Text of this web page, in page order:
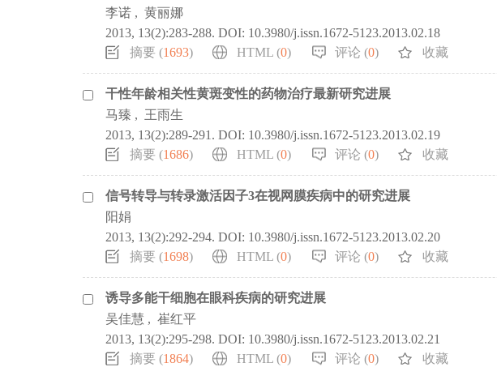
李诺 , 黄丽娜
2013, 13(2):283-288. DOI: 10.3980/j.issn.1672-5123.2013.02.18
摘要 (1693) HTML (0) 评论 (0) 收藏
干性年龄相关性黄斑变性的药物治疗最新研究进展
马臻 , 王雨生
2013, 13(2):289-291. DOI: 10.3980/j.issn.1672-5123.2013.02.19
摘要 (1686) HTML (0) 评论 (0) 收藏
信号转导与转录激活因子3在视网膜疾病中的研究进展
阳娟
2013, 13(2):292-294. DOI: 10.3980/j.issn.1672-5123.2013.02.20
摘要 (1698) HTML (0) 评论 (0) 收藏
诱导多能干细胞在眼科疾病的研究进展
吴佳慧 , 崔红平
2013, 13(2):295-298. DOI: 10.3980/j.issn.1672-5123.2013.02.21
摘要 (1864) HTML (0) 评论 (0) 收藏